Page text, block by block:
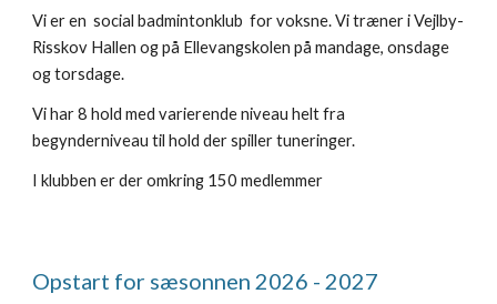
Vi er en social badmintonklub for voksne. Vi træner i Vejlby-
Risskov Hallen og på Ellevangskolen på mandage, onsdage
og torsdage.
Vi har 8 hold med varierende niveau helt fra
begynderniveau til hold der spiller tuneringer.
I klubben er der omkring 150 medlemmer
Opstart for sæsonnen 2026 - 2027